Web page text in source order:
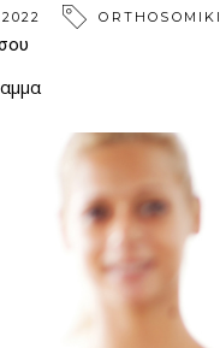
2022 ORTHOSOMIKI